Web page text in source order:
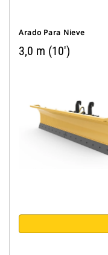
Arado Para Nieve
3,0 m (10')